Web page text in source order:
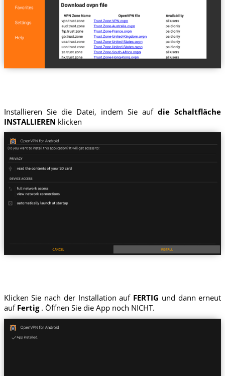
Installieren Sie die Datei, indem Sie aufdie Schaltfläche
INSTALLIEREN klicken
Klicken Sie nach der Installation auf FERTIG und dann erneut
auf Fertig. Öffnen Sie die App noch NICHT.